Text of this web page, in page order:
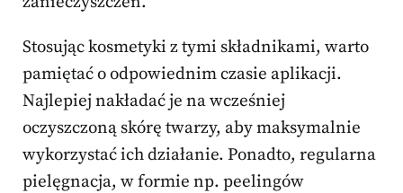
Stosując kosmetyki z tymi składnikami, warto
pamiętać o odpowiednim czasie aplikacji.
Najlepiej nakładać je na wcześniej
oczyszczoną skórę twarzy, aby maksymalnie
wykorzystać ich działanie. Ponadto, regularna
pielęgnacja, w formie np. peelingów